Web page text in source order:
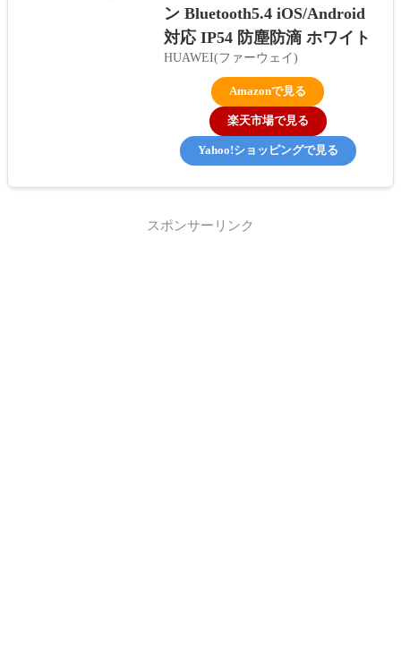
ン Bluetooth5.4 iOS/Android
対応 IP54 防塵防滴 ホワイト
HUAWEI(ファーウェイ)
Amazonで見る
楽天市場で見る
Yahoo!ショッピングで見る
スポンサーリンク